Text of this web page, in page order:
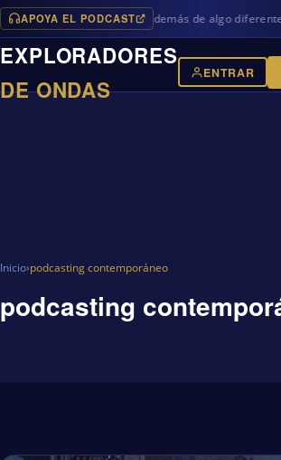
APOYA EL PODCAST
programas en iVoox, además de algo diferente
EXPLORADORES
DE ONDAS
ENTRAR
Inicio›podcasting contemporáneo
podcasting